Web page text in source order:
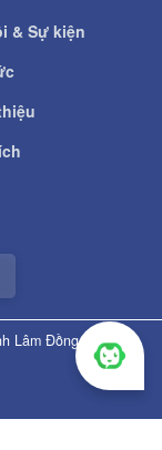
& Sự kiện
Lâm Đồng